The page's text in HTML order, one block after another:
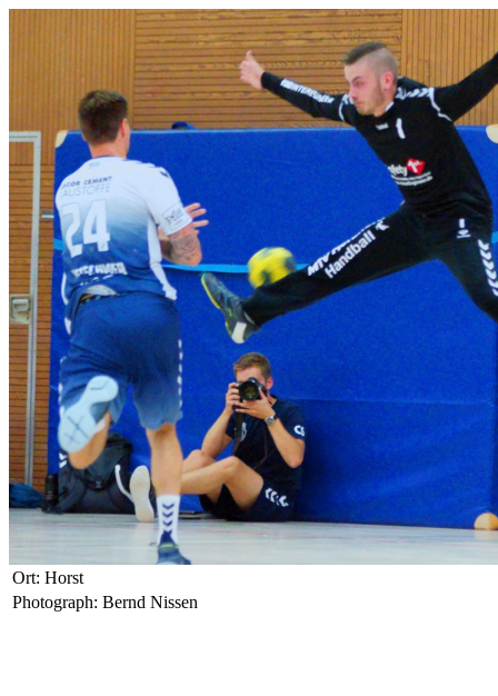
Ort: Horst
Photograph: Bernd Nissen